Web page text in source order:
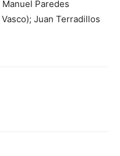
Paredes
Juan Terradillos